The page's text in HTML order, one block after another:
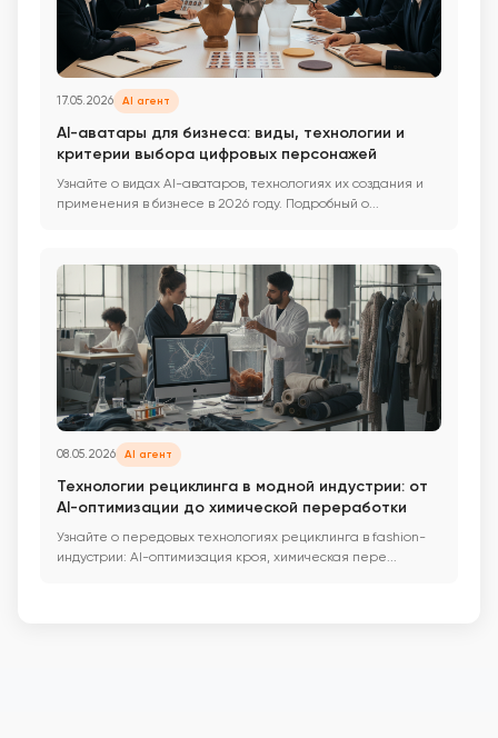
17.05.2026 AI агент
AI-аватары для бизнеса: виды, технологии и
критерии выбора цифровых персонажей
Узнайте о видах AI-аватаров, технологиях их создания и
применения в бизнесе в 2026 году. Подробный о...
08.05.2026 AI агент
Технологии рециклинга в модной индустрии: от
AI-оптимизации до химической переработки
Узнайте о передовых технологиях рециклинга в fashion-
индустрии: AI-оптимизация кроя, химическая пере...